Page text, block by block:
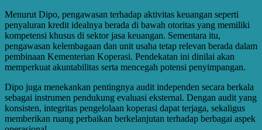
Menurut Dipo, pengawasan terhadap aktivitas keuangan seperti
penyaluran kredit idealnya berada di bawah otoritas yang memiliki
kompetensi khusus di sektor jasa keuangan. Sementara itu,
pengawasan kelembagaan dan unit usaha tetap relevan berada dalam
pembinaan Kementerian Koperasi. Pendekatan ini dinilai akan
memperkuat akuntabilitas serta mencegah potensi penyimpangan.
Dipo juga menekankan pentingnya audit independen secara berkala
sebagai instrumen pendukung evaluasi eksternal. Dengan audit yang
konsisten, integritas pengelolaan koperasi dapat terjaga, sekaligus
memberikan ruang perbaikan berkelanjutan terhadap berbagai aspek